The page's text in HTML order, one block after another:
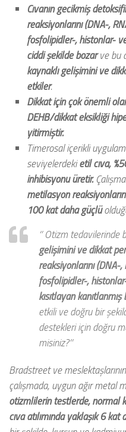
Cıvanın gecikmiş
reaksiyonlarını (DNA-,
fosfolipidler-, histonlar-
ciddi şekilde bozarve bu
kaynaklı gelişimini ve
etkiler.
Dikkat için çok önemli
DEHB/dikkat eksikliği
yitirmiştir.
Timerosal içerikli
seviyelerdekietil cıva,
inhibisyonu üretir.
metilasyon
100 kat daha güçlü
‘’ Otizm tedavilerinde
gelişimini ve dikkat
reaksiyonlarını
fosfolipidler-,
kısıtlayan
etkili ve doğru bir
destekleri için doğru
misiniz?’’
Bradstreet ve
çalışmada, uygun ağır metal
otizmlilerin testlerde, normal
cıva atılımında yaklaşık 6